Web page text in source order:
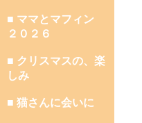
■ ママとマフィン
２０２６
■ クリスマスの、楽
しみ
■ 猫さんに会いに